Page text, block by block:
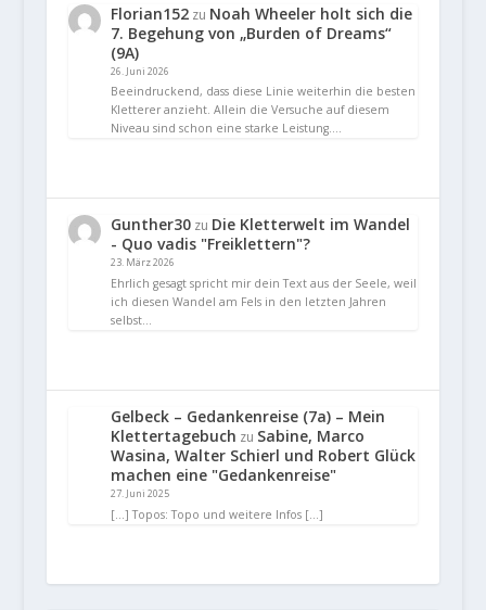
Florian152zu Noah Wheeler holt sich die
7. Begehung von „Burden of Dreams“
(9A)
26. Juni 2026
Beeindruckend, dass diese Linie weiterhin die besten
Kletterer anzieht. Allein die Versuche auf diesem
Niveau sind schon eine starke Leistung.…
Gunther30zu Die Kletterwelt im Wandel
- Quo vadis "Freiklettern"?
23. März 2026
Ehrlich gesagt spricht mir dein Text aus der Seele, weil
ich diesen Wandel am Fels in den letzten Jahren
selbst…
Gelbeck – Gedankenreise (7a) – Mein
Klettertagebuch zu Sabine, Marco
Wasina, Walter Schierl und Robert Glück
machen eine "Gedankenreise"
27. Juni 2025
[…] Topos: Topo und weitere Infos […]